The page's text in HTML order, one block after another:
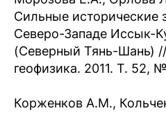
Cильные исторические
Северо-Западе Иссык-
(Северный Тянь-Шань)
геофизика. 2011. Т. 52,
Корженков А.М.,